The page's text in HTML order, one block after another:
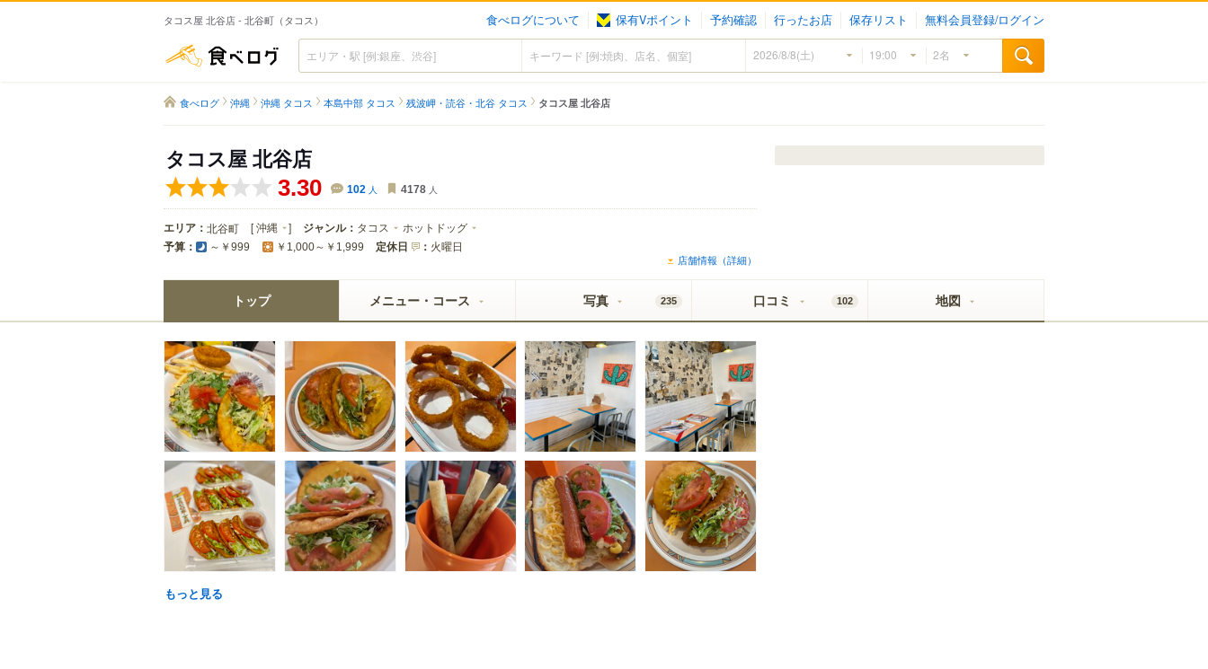
タコス屋 北谷店 - 北谷町（タコス） 食べログについて 保有Vポイント 予約確認 行ったお店 保存リスト 無料会員登録/ログイン
食べログ
食べログ 沖縄 沖縄 タコス 本島中部 タコス 残波岬・読谷・北谷 タコス タコス屋 北谷店
タコス屋 北谷店
3.30 102 人 4178 人
エリア： 北谷町 [沖縄 ] ジャンル： タコス ホットドッグ
予算： ～￥999 ￥1,000～￥1,999 定休日 ： 火曜日
店舗情報（詳細）
トップ メニュー・コース 写真 235 口コミ 102 地図
もっと見る